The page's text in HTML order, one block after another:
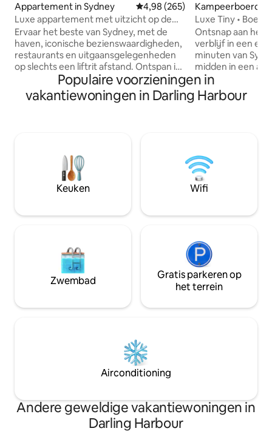
Appartement in Sydney Gemiddelde beoordeling van
4,98 (265)
Luxe appartement met uitzicht op de
stad en Darling Harbour
Ervaar het beste van Sydney, met de
haven, iconische bezienswaardigheden,
restaurants en uitgaansgelegenheden
op slechts een liftrit afstand. Ontspan in
een stijlvol appartement met
eigentijdse kunst, een leren loungeset
en een eigen balkon met uitzicht op de
ingebouwde kledingkast. In de lounge is
Google TV beschikbaar. Ik weet zeker
dat je het geweldig zult vinden om terug
te komen na een dag Sydney te hebben
weg!
nbong
Luxe Tiny •
Buitendouche •
Ontsnap aan het
verblijf in een
minuten van Sydney. Word
midden in een
een boerderij van
voer babygeiten,
paarden.
loopafstand van
de boerderij en
eieren en krokant
direct! 20%
Populaire voorzieningen in
vakantiewoningen in Darling Harbour
Keuken Wifi
Zwembad
Gratis parkeren op
het terrein
Airconditioning
Andere geweldige vakantiewoningen in
Darling Harbour